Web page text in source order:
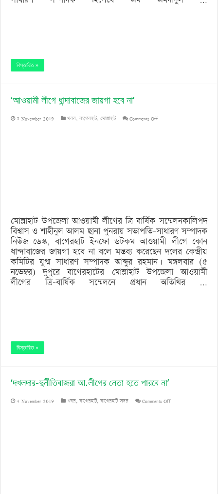
বিস্তারিত »
‘আওয়ামী লীগে ধান্দাবাজের জায়গা হবে না’
5 November 2019 খবর,বাগেরহাট,মোল্লাহাট Comments Offon
মোল্লাহাট উপজেলা আওয়ামী লীগের ত্রি-বার্ষিক সম্মেলনকালিপদ
বিশ্বাস ও শাহীনুল আলম ছানা পুনরায় সভাপতি-সাধারণ সম্পাদক
নিউজ ডেস্ক, বাগেরহাট ইনফো ডটকম আওয়ামী লীগে কোন
ধান্দাবাজের জায়গা হবে না বলে মন্তব্য করেছেন দলের কেন্দ্রীয়
কমিটির যুগ্ম সাধারণ সম্পাদক আব্দুর রহমান। মঙ্গলবার (৫
নভেম্বর) দুপুরে বাগেরহাটের মোল্লাহাট উপজেলা আওয়ামী
লীগের ত্রি-বার্ষিক সম্মেলনে প্রধান অতিথির …
বিস্তারিত »
‘দখলদার-দুর্নীতিবাজরা আ.লীগের নেতা হতে পারবে না’
4 November 2019 খবর,বাগেরহাট,বাগেরহাট সদর Comments Offon